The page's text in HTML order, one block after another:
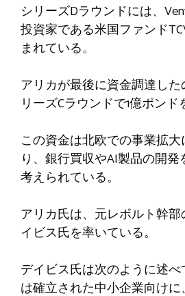
シリーズDラウンドには、
投資家である米国ファンド
まれている。
アリカが最後に資金調達し
リーズCラウンドで1億ポンド
この資金は北欧での事業拡
り、銀行買収やAI製品の開発
考えられている。
アリカ氏は、元レボルト幹
イビス氏を率いている。
デイビス氏は次のように述
は確立された中小企業向け